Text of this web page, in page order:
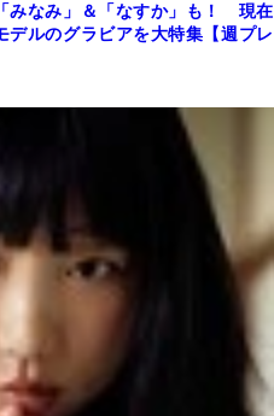
みなみ」＆「なすか」も！ 現在
デルのグラビアを大特集【週プレ